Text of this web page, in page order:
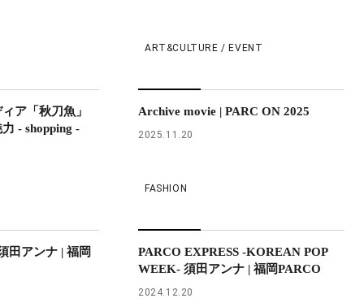
ア「秋刀魚」
- shopping -
ART&CULTURE / EVENT
Archive movie | PARC ON 2025
2025.11.20
田アンナ | 福岡
FASHION
PARCO EXPRESS -KOREAN POP
WEEK- 須田アンナ | 福岡PARCO
2024.12.20